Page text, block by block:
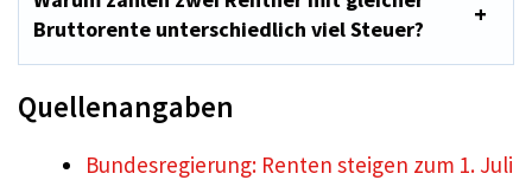
Bruttorente unterschiedlich viel Steuer?
Quellenangaben
Bundesregierung: Renten steigen zum 1. Juli